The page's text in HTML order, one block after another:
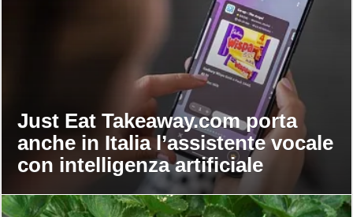
Just Eat Takeaway.com porta
anche in Italia l’assistente vocale
con intelligenza artificiale